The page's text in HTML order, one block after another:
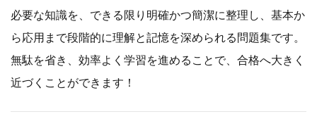
必要な知識を、できる限り明確かつ簡潔に整理し、基本か
ら応用まで段階的に理解と記憶を深められる問題集です。
無駄を省き、効率よく学習を進めることで、合格へ大きく
近づくことができます！